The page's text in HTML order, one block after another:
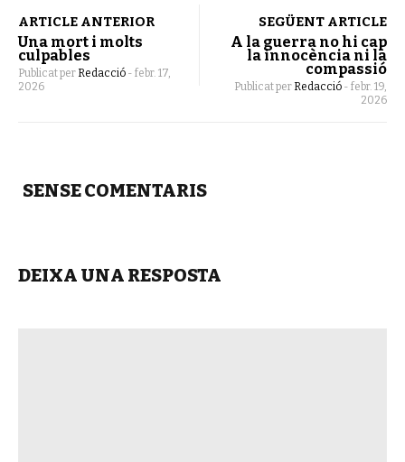
ARTICLE ANTERIOR
Una mort i molts
culpables
Publicat per Redacció - febr. 17,
2026
SEGÜENT ARTICLE
A la guerra no hi cap
la innocència ni la
compassió
Publicat per Redacció - febr. 19,
2026
SENSE COMENTARIS
DEIXA UNA RESPOSTA